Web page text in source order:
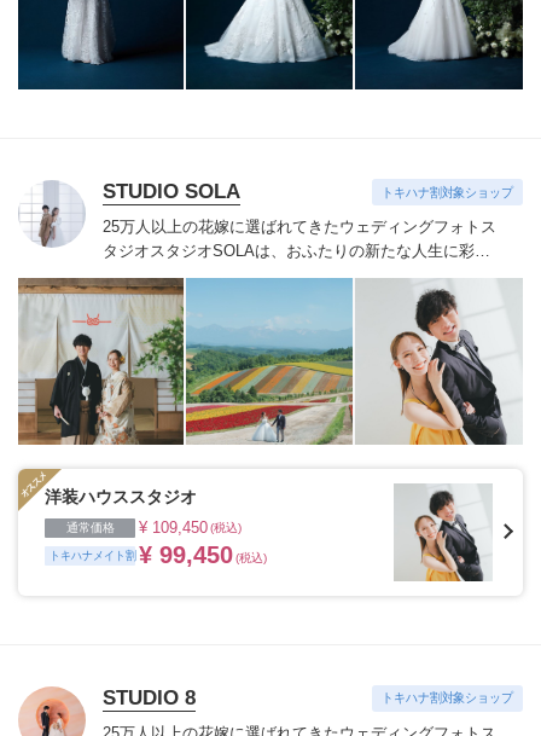
の人らしさという、変わらない美しさを 私たちは求め
つづけています。
STUDIO SOLA トキハナ割対象ショップ
25万人以上の花嫁に選ばれてきたウェディングフォトス
タジオスタジオSOLAは、おふたりの新たな人生に彩り
を添える“最高のウェディングフォト”のお手伝いをさせ
ていただきます。
1枚の写真のチカラを信じて
洋装ハウススタジオ
通常価格 ¥ 109,450(税込)
トキハナメイト割 ¥ 99,450(税込)
STUDIO 8 トキハナ割対象ショップ